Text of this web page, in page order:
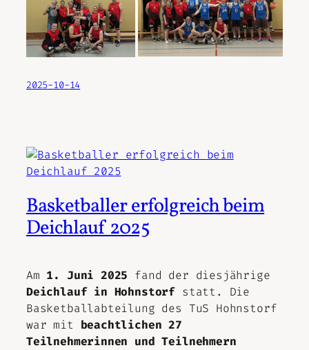
2025-10-14
Basketballer erfolgreich beim
Deichlauf 2025
Am 1. Juni 2025 fand der diesjährige
Deichlauf in Hohnstorf statt. Die
Basketballabteilung des TuS Hohnstorf
war mit beachtlichen 27
Teilnehmerinnen und Teilnehmern